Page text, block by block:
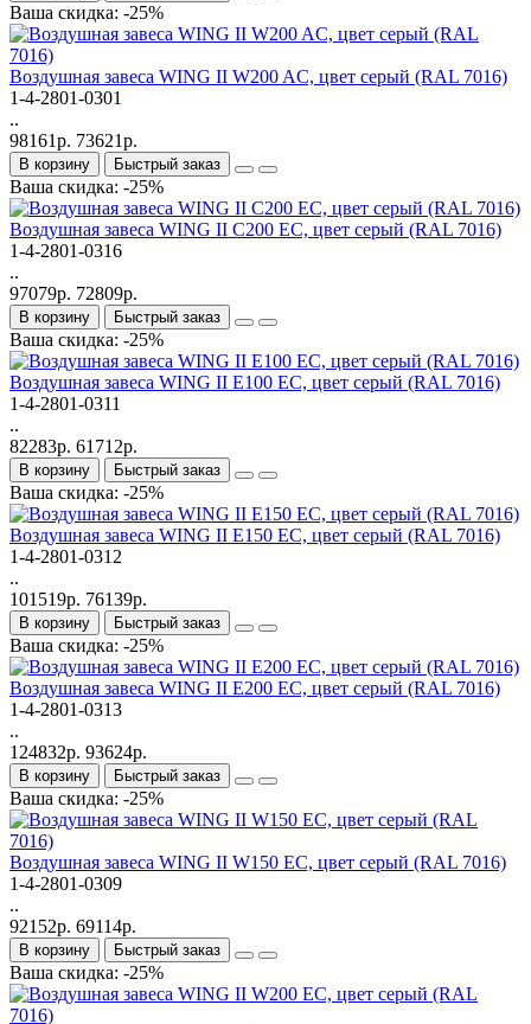
Ваша скидка: -25%
Bоздушная завеса WING II W200 AC, цвет серый (RAL 7016)
1-4-2801-0301
..
98161р. 73621р.
В корзину Быстрый заказ
Ваша скидка: -25%
Bоздушная завеса WING II C200 EC, цвет серый (RAL 7016)
1-4-2801-0316
..
97079р. 72809р.
В корзину Быстрый заказ
Ваша скидка: -25%
Bоздушная завеса WING II Е100 EC, цвет серый (RAL 7016)
1-4-2801-0311
..
82283р. 61712р.
В корзину Быстрый заказ
Ваша скидка: -25%
Bоздушная завеса WING II Е150 EC, цвет серый (RAL 7016)
1-4-2801-0312
..
101519р. 76139р.
В корзину Быстрый заказ
Ваша скидка: -25%
Bоздушная завеса WING II Е200 EC, цвет серый (RAL 7016)
1-4-2801-0313
..
124832р. 93624р.
В корзину Быстрый заказ
Ваша скидка: -25%
Bоздушная завеса WING II W150 EC, цвет серый (RAL 7016)
1-4-2801-0309
..
92152р. 69114р.
В корзину Быстрый заказ
Ваша скидка: -25%